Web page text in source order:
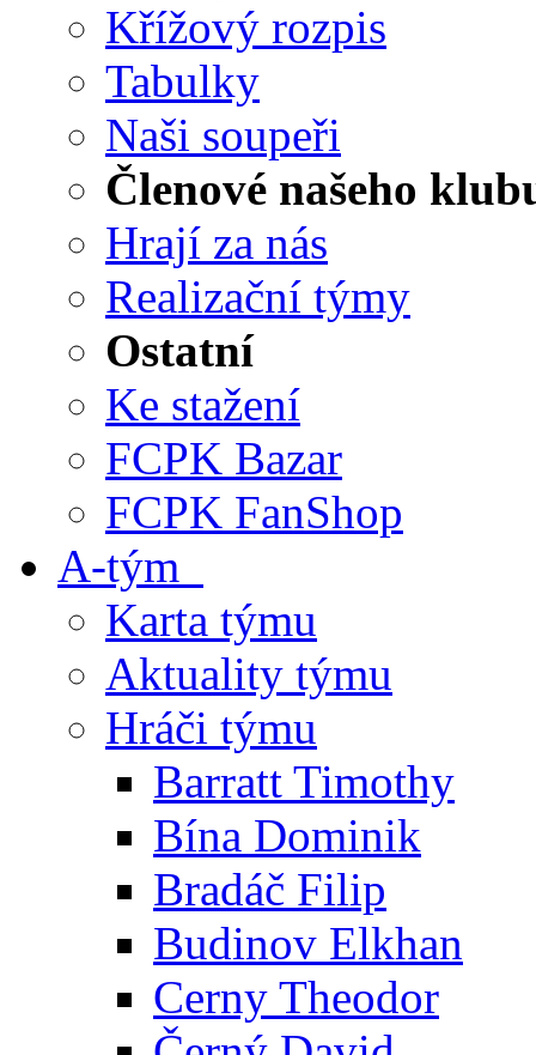
Křížový rozpis
Tabulky
Naši soupeři
Členové našeho
Hrají za nás
Realizační týmy
Ostatní
Ke stažení
FCPK Bazar
FCPK FanShop
A-tým
Karta týmu
Aktuality týmu
Hráči týmu
Barratt Timothy
Bína Dominik
Bradáč Filip
Budinov Elkhan
Cerny Theodor